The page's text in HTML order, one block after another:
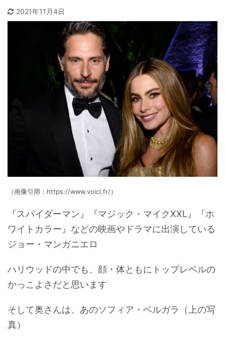
2021年11月4日
（画像引用：https://www.voici.fr/）
『スパイダーマン』『マジック・マイクXXL』『ホ
ワイトカラー』などの映画やドラマに出演している
ジョー・マンガニエロ
ハリウッドの中でも、顔・体ともにトップレベルの
かっこよさだと思います
そして奥さんは、あのソフィア・ベルガラ（上の写
真）